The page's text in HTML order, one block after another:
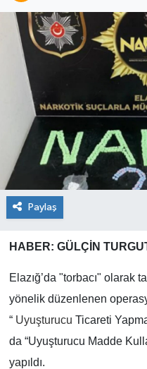
Paylaş
HABER: GÜLÇİN
Elazığ’da "torbacı" olarak
yönelik düzenlenen
“ Uyuşturucu Ticareti
da “Uyuşturucu Madde
yapıldı.